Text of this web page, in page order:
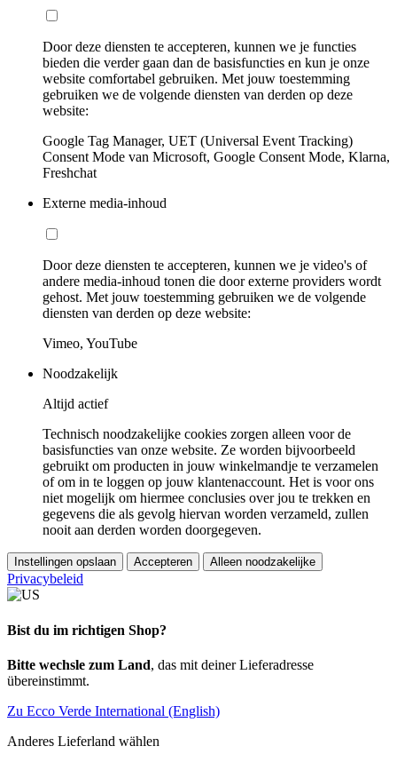
Door deze diensten te accepteren, kunnen we je functies
bieden die verder gaan dan de basisfuncties en kun je onze
website comfortabel gebruiken. Met jouw toestemming
gebruiken we de volgende diensten van derden op deze
website:
Google Tag Manager, UET (Universal Event Tracking)
Consent Mode van Microsoft, Google Consent Mode, Klarna,
Freshchat
Externe media-inhoud
Door deze diensten te accepteren, kunnen we je video's of
andere media-inhoud tonen die door externe providers wordt
gehost. Met jouw toestemming gebruiken we de volgende
diensten van derden op deze website:
Vimeo, YouTube
Noodzakelijk
Altijd actief
Technisch noodzakelijke cookies zorgen alleen voor de
basisfuncties van onze website. Ze worden bijvoorbeeld
gebruikt om producten in jouw winkelmandje te verzamelen
of om in te loggen op jouw klantenaccount. Het is voor ons
niet mogelijk om hiermee conclusies over jou te trekken en
gegevens die als gevolg hiervan worden verzameld, zullen
nooit aan derden worden doorgegeven.
Instellingen opslaan Accepteren Alleen noodzakelijke
Privacybeleid
Bist du im richtigen Shop?
Bitte wechsle zum Land, das mit deiner Lieferadresse
übereinstimmt.
Zu Ecco Verde International (English)
Anderes Lieferland wählen